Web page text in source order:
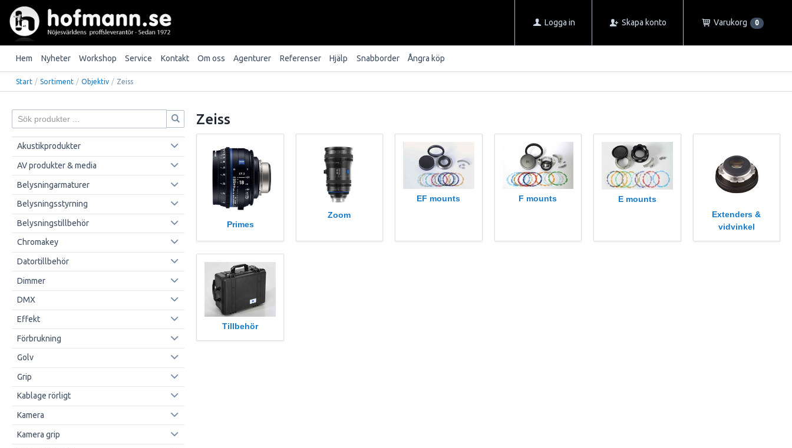
Logga in Skapa konto Varukorg 0
Hem Nyheter Workshop Service Kontakt Om oss Agenturer Referenser Hjälp Snabborder Ångra köp
Start / Sortiment / Objektiv / Zeiss
Akustikprodukter
AV produkter & media
Belysningarmaturer
Belysningsstyrning
Belysningstillbehör
Chromakey
Datortillbehör
Dimmer
DMX
Effekt
Förbrukning
Golv
Grip
Kablage rörligt
Kamera
Kamera grip
Zeiss
Primes
Zoom
EF mounts F mounts
E mounts
Extenders &
vidvinkel
Tillbehör